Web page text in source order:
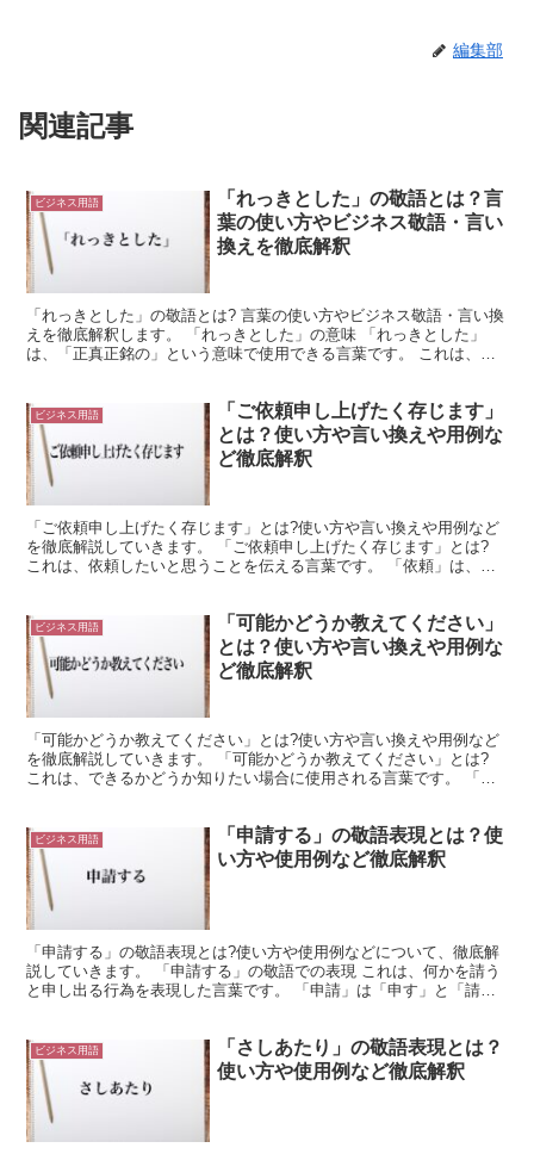
編集部
関連記事
ビジネス用語
「れっきとした」の敬語とは？言
葉の使い方やビジネス敬語・言い
換えを徹底解釈
「れっきとした」の敬語とは? 言葉の使い方やビジネス敬語・言い換
えを徹底解釈します。 「れっきとした」の意味 「れっきとした」
は、「正真正銘の」という意味で使用できる言葉です。 これは、
ビジネス用語
「ご依頼申し上げたく存じます」
とは？使い方や言い換えや用例な
ど徹底解釈
「ご依頼申し上げたく存じます」とは?使い方や言い換えや用例など
を徹底解説していきます。 「ご依頼申し上げたく存じます」とは?
これは、依頼したいと思うことを伝える言葉です。 「依頼」は、相
ビジネス用語
「可能かどうか教えてください」
とは？使い方や言い換えや用例な
ど徹底解釈
「可能かどうか教えてください」とは?使い方や言い換えや用例など
を徹底解説していきます。 「可能かどうか教えてください」とは?
これは、できるかどうか知りたい場合に使用される言葉です。 「可
ビジネス用語
「申請する」の敬語表現とは？使
い方や使用例など徹底解釈
「申請する」の敬語表現とは?使い方や使用例などについて、徹底解
説していきます。 「申請する」の敬語での表現 これは、何かを請う
と申し出る行為を表現した言葉です。 「申請」は「申す」と「請
ビジネス用語
「さしあたり」の敬語表現とは？
使い方や使用例など徹底解釈